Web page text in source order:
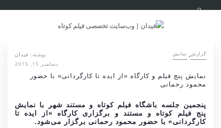
گزارش, نمایش نوشته: فیدان
دسامبر 15, 2015
نمایش پنج فیلم و کارگاه «از ایده تا کارگردانی» با حضور
محمود رحمانی
پنجمین جلسه باشگاه فیلم کوتاه و مستند شهر با نمایش
پنج فیلم کوتاه و مستند و برگزاری کارگاه «از ایده تا
کارگردانی» با حضور محمود رحمانی برگزار می‌شود.